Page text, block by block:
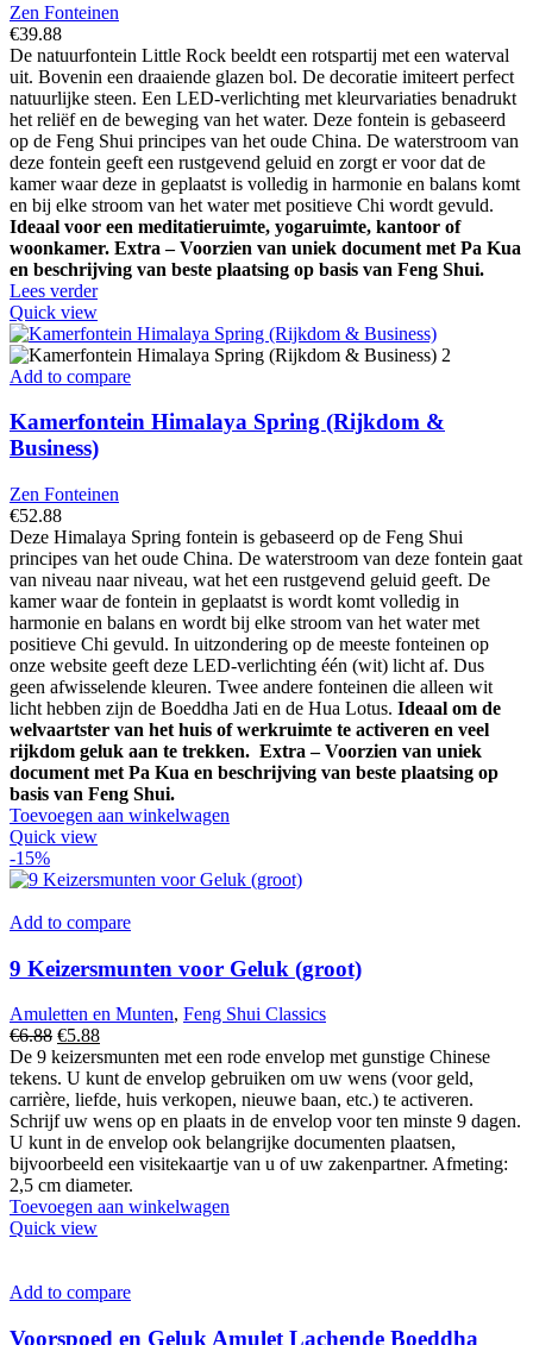
Zen Fonteinen
€39.88
De natuurfontein Little Rock beeldt een rotspartij met een waterval
uit. Bovenin een draaiende glazen bol. De decoratie imiteert perfect
natuurlijke steen. Een LED-verlichting met kleurvariaties benadrukt
het reliëf en de beweging van het water. Deze fontein is gebaseerd
op de Feng Shui principes van het oude China. De waterstroom van
deze fontein geeft een rustgevend geluid en zorgt er voor dat de
kamer waar deze in geplaatst is volledig in harmonie en balans komt
en bij elke stroom van het water met positieve Chi wordt gevuld.
Ideaal voor een meditatieruimte, yogaruimte, kantoor of
woonkamer. Extra – Voorzien van uniek document met Pa Kua
en beschrijving van beste plaatsing op basis van Feng Shui.
Lees verder
Quick view
Add to compare
Kamerfontein Himalaya Spring (Rijkdom &
Business)
Zen Fonteinen
€52.88
Deze Himalaya Spring fontein is gebaseerd op de Feng Shui
principes van het oude China. De waterstroom van deze fontein gaat
van niveau naar niveau, wat het een rustgevend geluid geeft. De
kamer waar de fontein in geplaatst is wordt komt volledig in
harmonie en balans en wordt bij elke stroom van het water met
positieve Chi gevuld. In uitzondering op de meeste fonteinen op
onze website geeft deze LED-verlichting één (wit) licht af. Dus
geen afwisselende kleuren. Twee andere fonteinen die alleen wit
licht hebben zijn de Boeddha Jati en de Hua Lotus. Ideaal om de
welvaartster van het huis of werkruimte te activeren en veel
rijkdom geluk aan te trekken. Extra – Voorzien van uniek
document met Pa Kua en beschrijving van beste plaatsing op
basis van Feng Shui.
Toevoegen aan winkelwagen
Quick view
-15%
Add to compare
9 Keizersmunten voor Geluk (groot)
Amuletten en Munten, Feng Shui Classics
€6.88 Oorspronkelijke
prijs
was:
€6.88.
€5.88Huidige
prijs
is:
€5.88.
De 9 keizersmunten met een rode envelop met gunstige Chinese
tekens. U kunt de envelop gebruiken om uw wens (voor geld,
carrière, liefde, huis verkopen, nieuwe baan, etc.) te activeren.
Schrijf uw wens op en plaats in de envelop voor ten minste 9 dagen.
U kunt in de envelop ook belangrijke documenten plaatsen,
bijvoorbeeld een visitekaartje van u of uw zakenpartner. Afmeting:
2,5 cm diameter.
Toevoegen aan winkelwagen
Quick view
Add to compare
Voorspoed en Geluk Amulet Lachende Boeddha